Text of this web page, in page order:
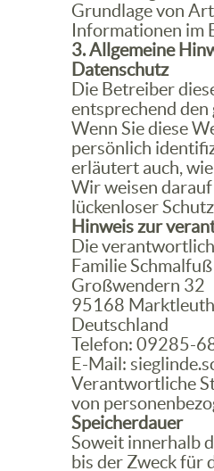
Grundlage von
Informationen im
3. Allgemeine
Datenschutz
Die Betreiber
entsprechend
Wenn Sie diese
persönlich
erläutert auch,
Wir weisen
lückenloser
Hinweis zur
Die
Familie Schmalfuß
Großwendern 32
95168
Deutschland
Telefon: 09285-
E-Mail:
Verantwortliche
von
Speicherdauer
Soweit innerhalb
bis der Zweck für